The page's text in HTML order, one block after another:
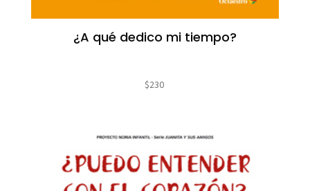
¿A qué dedico mi tiempo?
$230